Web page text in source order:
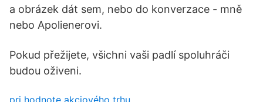
a obrázek dát sem, nebo do konverzace - mně
nebo Apolienerovi.
Pokud přežijete, všichni vaši padlí spoluhráči
budou oživeni.
pri hodnote akciového trhu